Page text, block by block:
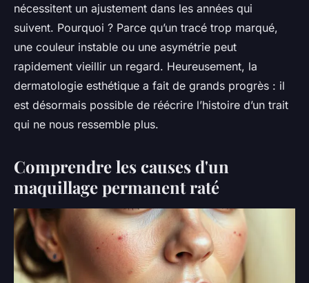
nécessitent un ajustement dans les années qui
suivent. Pourquoi ? Parce qu’un tracé trop marqué,
une couleur instable ou une asymétrie peut
rapidement vieillir un regard. Heureusement, la
dermatologie esthétique a fait de grands progrès : il
est désormais possible de réécrire l’histoire d’un trait
qui ne nous ressemble plus.
Comprendre les causes d'un
maquillage permanent raté